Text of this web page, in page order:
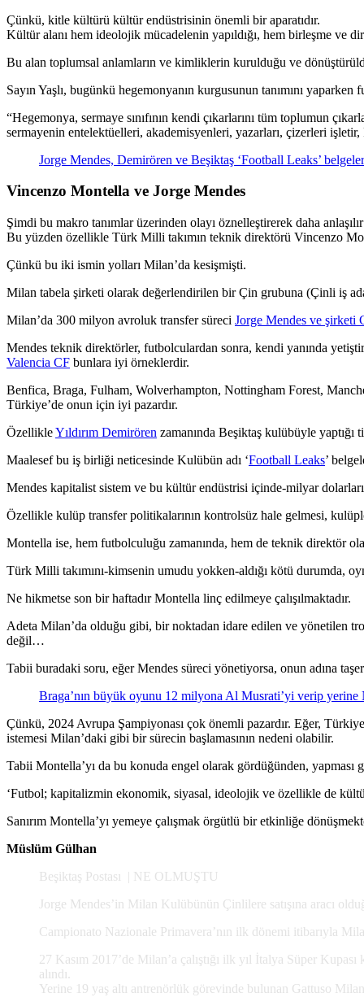
Çünkü, kitle kültürü kültür endüstrisinin önemli bir aparatıdır.
Kültür alanı hem ideolojik mücadelenin yapıldığı, hem birleşme ve
Bu alan toplumsal anlamların ve kimliklerin kurulduğu ve
Sayın Yaşlı, bugünkü hegemonyanın kurgusunun tanımını
“Hegemonya, sermaye sınıfının kendi çıkarlarını tüm toplumun
sermayenin entelektüelleri, akademisyenleri, yazarları, çizerleri işletir,
Jorge Mendes, Demirören ve Beşiktaş ‘Football Leaks’
Vincenzo Montella ve Jorge Mendes
Şimdi bu makro tanımlar üzerinden olayı öznelleştirerek daha anlaşılır
Bu yüzden özellikle Türk Milli takımın teknik direktörü Vincenzo
Çünkü bu iki ismin yolları Milan’da kesişmişti.
Milan tabela şirketi olarak değerlendirilen bir Çin grubuna (Çinli iş
Milan’da 300 milyon avroluk transfer süreci Jorge Mendes ve şirketi
Mendes teknik direktörler, futbolculardan sonra, kendi yanında
Valencia CF bunlara iyi örneklerdir.
Benfica, Braga, Fulham, Wolverhampton, Nottingham Forest,
Türkiye’de onun için iyi pazardır.
ÖzellikleYıldırım Demirören zamanında Beşiktaş kulübüyle yaptığı
Maalesef bu iş birliği neticesinde Kulübün adı ‘Football Leaks’
Mendes kapitalist sistem ve bu kültür endüstrisi içinde-milyar
Özellikle kulüp transfer politikalarının kontrolsüz hale gelmesi,
Montella ise, hem futbolculuğu zamanında, hem de teknik direktör
Türk Milli takımını-kimsenin umudu yokken-aldığı kötü durumda,
Ne hikmetse son bir haftadır Montella linç edilmeye çalışılmaktadır.
Adeta Milan’da olduğu gibi, bir noktadan idare edilen ve yönetilen
değil…
Tabii buradaki soru, eğer Mendes süreci yönetiyorsa, onun adına
Braga’nın büyük oyunu 12 milyona Al Musrati’yi verip yerine
Çünkü, 2024 Avrupa Şampiyonası çok önemli pazardır. Eğer,
istemesi Milan’daki gibi bir sürecin başlamasının nedeni olabilir.
Tabii Montella’yı da bu konuda engel olarak gördüğünden,
‘Futbol; kapitalizmin ekonomik, siyasal, ideolojik ve özellikle de
Sanırım Montella’yı yemeye çalışmak örgütlü bir etkinliğe
Müslüm Gülhan
Beşiktaş Postası | NE OLMUŞTU
Jorge Mendes’in Milan Kulübünün Çinlilere satışına aracı
Campionato Nazionale Primavera’nın ilk dönemi itibarıyla
27 Kasım 2017’de Milan’a çalıştığı ilk yıl İtalya Süper
alındı.
Yerine 19 yaş altı antrenörlük görevinde bulunan Gattuso Milan